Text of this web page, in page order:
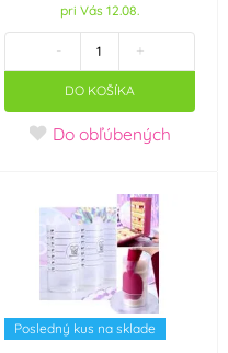
pri Vás 12.08.
- +
DO KOŠÍKA
Do obľúbených
Posledný kus na sklade